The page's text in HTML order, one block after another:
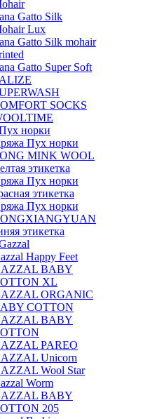
Gatto Silk
Lux
Gatto Silk mohair
Gatto Super Soft
SOCKS
норки
Пух норки
MINK WOOL
этикетка
Пух норки
этикетка
Пух норки
этикетка
Happy Feet
BABY
XL
ORGANIC
COTTON
BABY
PAREO
Unicorn
Wool Star
Worm
BABY
205